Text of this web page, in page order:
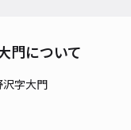
門について
字大門